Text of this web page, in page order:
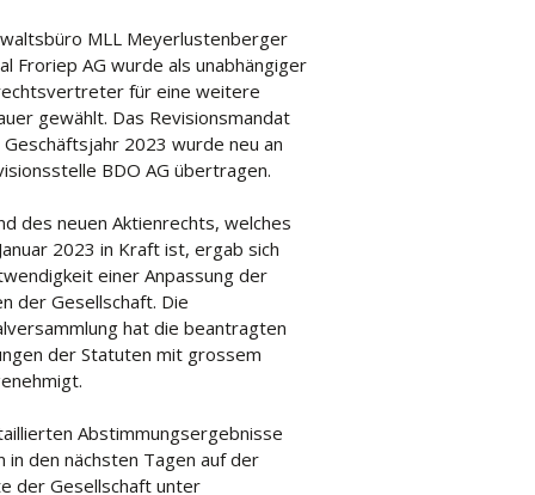
MLL Meyerlustenberger
Froriep AG wurde als unabhängiger
für eine weitere
gewählt. Das Revisionsmandat
2023 wurde neu an
BDO AG übertragen.
des neuen Aktienrechts, welches
2023 in Kraft ist, ergab sich
einer Anpassung der
der Gesellschaft. Die
hat die beantragten
der Statuten mit grossem
Abstimmungsergebnisse
in den nächsten Tagen auf der
der Gesellschaft unter